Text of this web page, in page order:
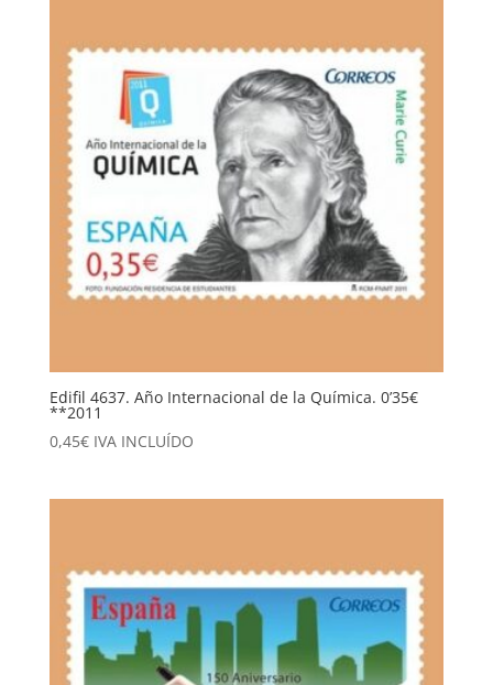
Edifil 4637. Año Internacional de la Química. 0’35€
**2011
0,45€ IVA INCLUÍDO